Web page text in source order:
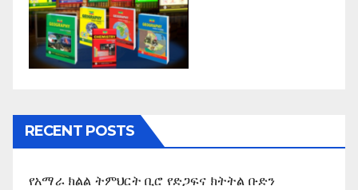
RECENT POSTS
የአማራ ክልል ትምህርት ቢሮ የድጋፍና ክትትል ቡድን